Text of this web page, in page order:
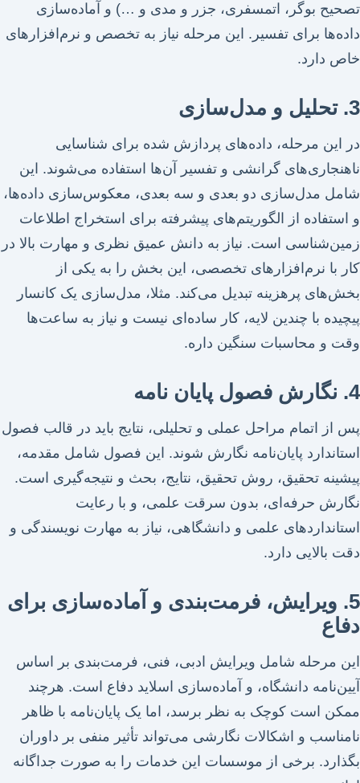
تصحیح بوگر، اتمسفری، جزر و مدی و …) و آماده‌سازی
داده‌ها برای تفسیر. این مرحله نیاز به تخصص و نرم‌افزارهای
خاص دارد.
3. تحلیل و مدل‌سازی
در این مرحله، داده‌های پردازش شده برای شناسایی
ناهنجاری‌های گرانشی و تفسیر آن‌ها استفاده می‌شوند. این
شامل مدل‌سازی دو بعدی و سه بعدی، معکوس‌سازی داده‌ها،
و استفاده از الگوریتم‌های پیشرفته برای استخراج اطلاعات
زمین‌شناسی است. نیاز به دانش عمیق نظری و مهارت بالا در
کار با نرم‌افزارهای تخصصی، این بخش را به یکی از
بخش‌های پرهزینه تبدیل می‌کند. مثلا، مدل‌سازی یک کانسار
پیچیده با چندین لایه، کار ساده‌ای نیست و نیاز به ساعت‌ها
وقت و محاسبات سنگین داره.
4. نگارش فصول پایان نامه
پس از اتمام مراحل عملی و تحلیلی، نتایج باید در قالب فصول
استاندارد پایان‌نامه نگارش شوند. این فصول شامل مقدمه،
پیشینه تحقیق، روش تحقیق، نتایج، بحث و نتیجه‌گیری است.
نگارش حرفه‌ای، بدون سرقت علمی، و با رعایت
استانداردهای علمی و دانشگاهی، نیاز به مهارت نویسندگی و
دقت بالایی دارد.
5. ویرایش، فرمت‌بندی و آماده‌سازی برای
دفاع
این مرحله شامل ویرایش ادبی، فنی، فرمت‌بندی بر اساس
آیین‌نامه دانشگاه، و آماده‌سازی اسلاید دفاع است. هرچند
ممکن است کوچک به نظر برسد، اما یک پایان‌نامه با ظاهر
نامناسب و اشکالات نگارشی می‌تواند تأثیر منفی بر داوران
بگذارد. برخی از موسسات این خدمات را به صورت جداگانه